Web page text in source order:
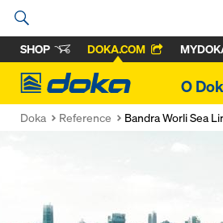
SHOP DOKA.COM
Doka
O
Doka Reference Bandra Worli Sea